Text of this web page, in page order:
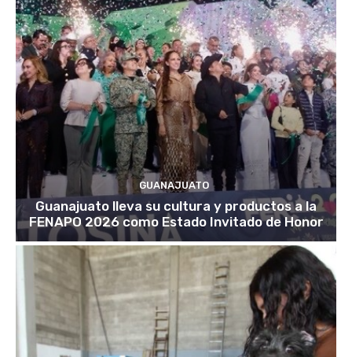
GUANAJUATO
Guanajuato lleva su cultura y productos a la
FENAPO 2026 como Estado Invitado de Honor